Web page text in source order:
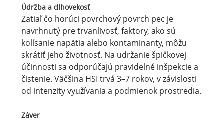
Údržba a dlhovekosť
Zatiaľ čo horúci povrchový povrch pec je
navrhnutý pre trvanlivosť, faktory, ako sú
kolísanie napätia alebo kontaminanty, môžu
skrátiť jeho životnosť. Na udržanie špičkovej
účinnosti sa odporúčajú pravidelné inšpekcie a
čistenie. Väčšina HSI trvá 3–7 rokov, v závislosti
od intenzity využívania a podmienok prostredia.
Záver